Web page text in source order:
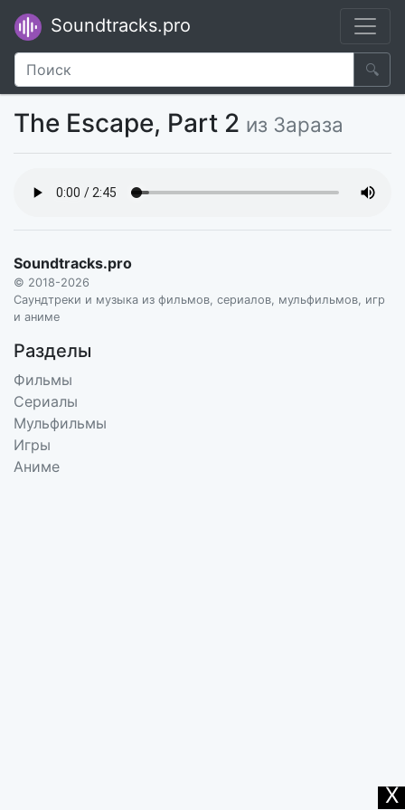
Soundtracks.pro
🔍
The Escape, Part 2 из Зараза
Soundtracks.pro
© 2018-2026
Саундтреки и музыка из фильмов, сериалов, мульфильмов, игр
и аниме
Разделы
Фильмы
Сериалы
Мульфильмы
Игры
Аниме
X